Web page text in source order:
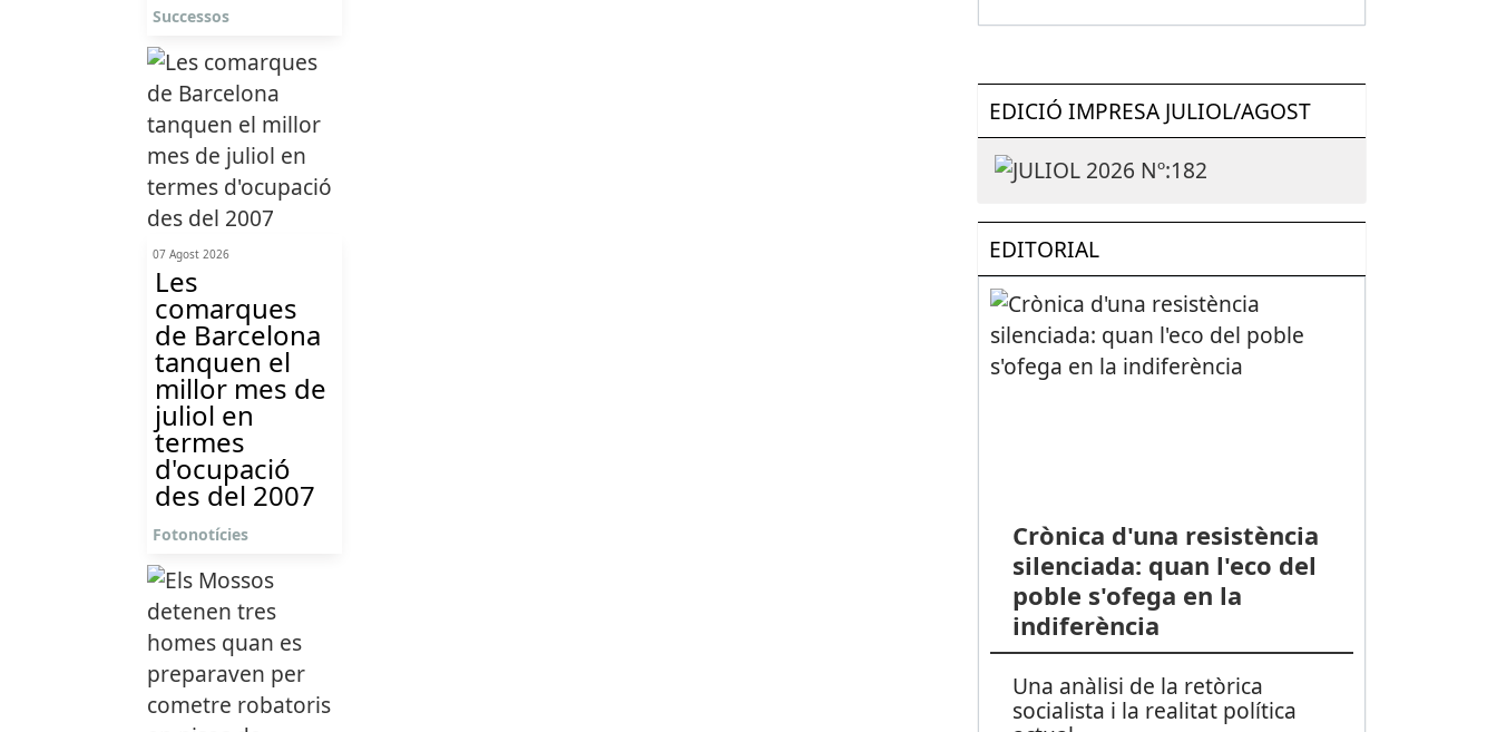
Successos
07 Agost 2026
Les
comarques
de Barcelona
tanquen el
millor mes de
juliol en
termes
d'ocupació
des del 2007
Fotonotícies
EDICIÓ IMPRESA JULIOL/AGOST
EDITORIAL
Crònica d'una resistència
silenciada: quan l'eco del
poble s'ofega en la
indiferència
Una anàlisi de la retòrica
socialista i la realitat política